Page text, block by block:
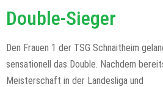
Double-Sieger
Den Frauen 1 der TSG Schnaitheim
sensationell das Double. Nachdem
Meisterschaft in der Landesliga und